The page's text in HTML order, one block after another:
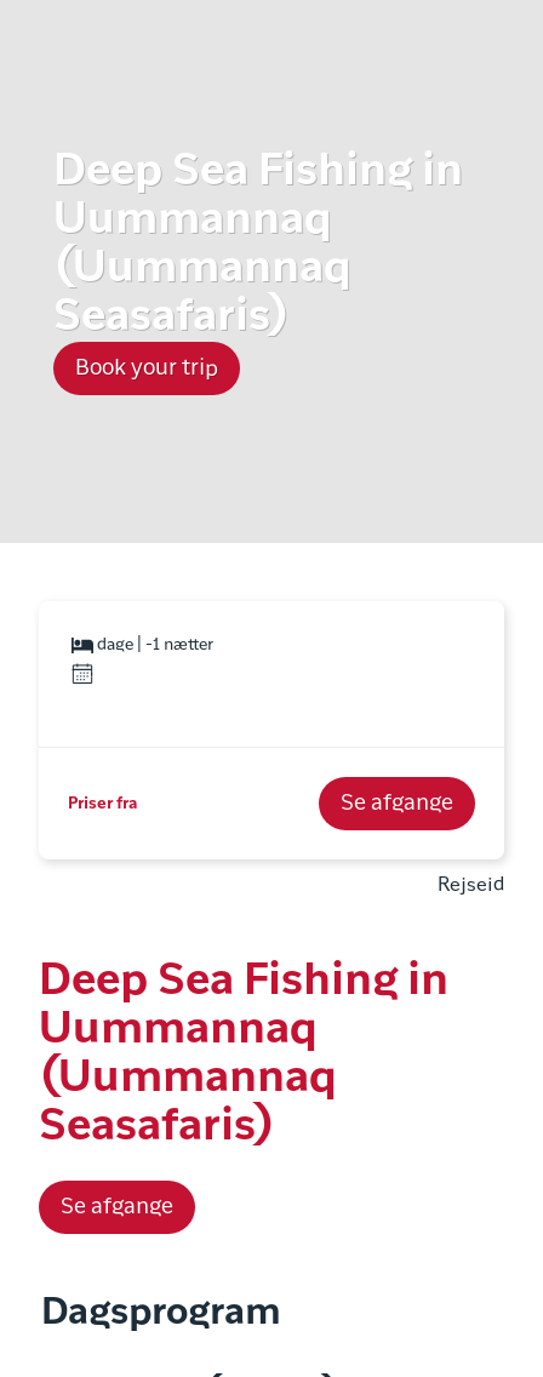
Deep Sea Fishing in
Uummannaq
(Uummannaq
Seasafaris)
Book your trip
dage | -1 nætter
Priser fra Se afgange
Rejseid
Deep Sea Fishing in
Uummannaq
(Uummannaq
Seasafaris)
Se afgange
Dagsprogram